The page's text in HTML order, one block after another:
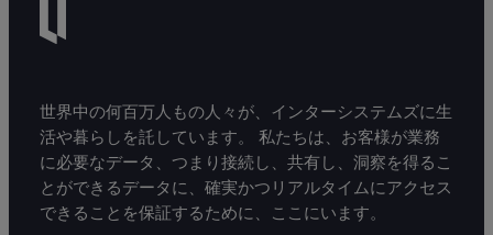
世界中の何百万人もの人々が、インターシステムズに生
活や暮らしを託しています。 私たちは、お客様が業務
に必要なデータ、つまり接続し、共有し、洞察を得るこ
とができるデータに、確実かつリアルタイムにアクセス
できることを保証するために、ここにいます。